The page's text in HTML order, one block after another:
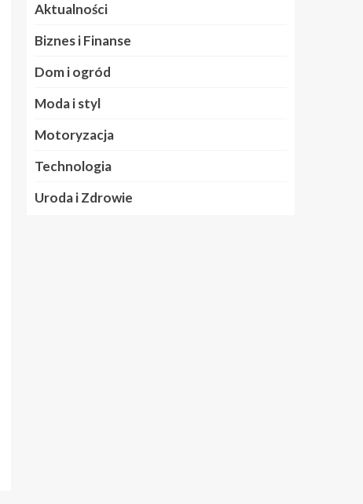
Aktualności
Biznes i Finanse
Dom i ogród
Moda i styl
Motoryzacja
Technologia
Uroda i Zdrowie